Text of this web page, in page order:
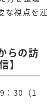
な視点を運
らの訪
】
：30（1